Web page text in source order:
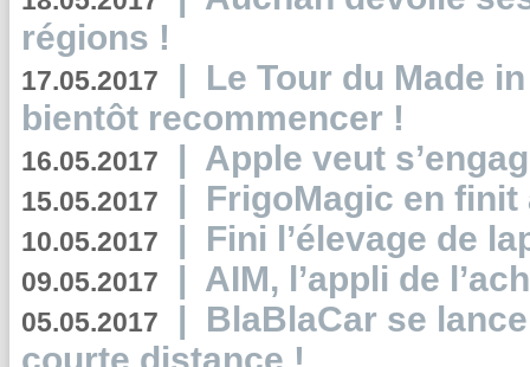
régions !
17.05.2017 | Le Tour du Made
bientôt recommencer !
16.05.2017 | Apple veut
15.05.2017 | FrigoMagic en
10.05.2017 | Fini l’élevage de
09.05.2017 | AIM, l’appli de
05.05.2017 | BlaBlaCar se